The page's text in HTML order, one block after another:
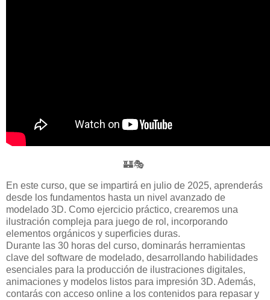
🏰🎭
En este curso, que se impartirá en julio de 2025, aprenderás
desde los fundamentos hasta un nivel avanzado de
modelado 3D. Como ejercicio práctico, crearemos una
ilustración compleja para juego de rol, incorporando
elementos orgánicos y superficies duras.
Durante las 30 horas del curso, dominarás herramientas
clave del software de modelado, desarrollando habilidades
esenciales para la producción de ilustraciones digitales,
animaciones y modelos listos para impresión 3D. Además,
contarás con acceso online a los contenidos para repasar y